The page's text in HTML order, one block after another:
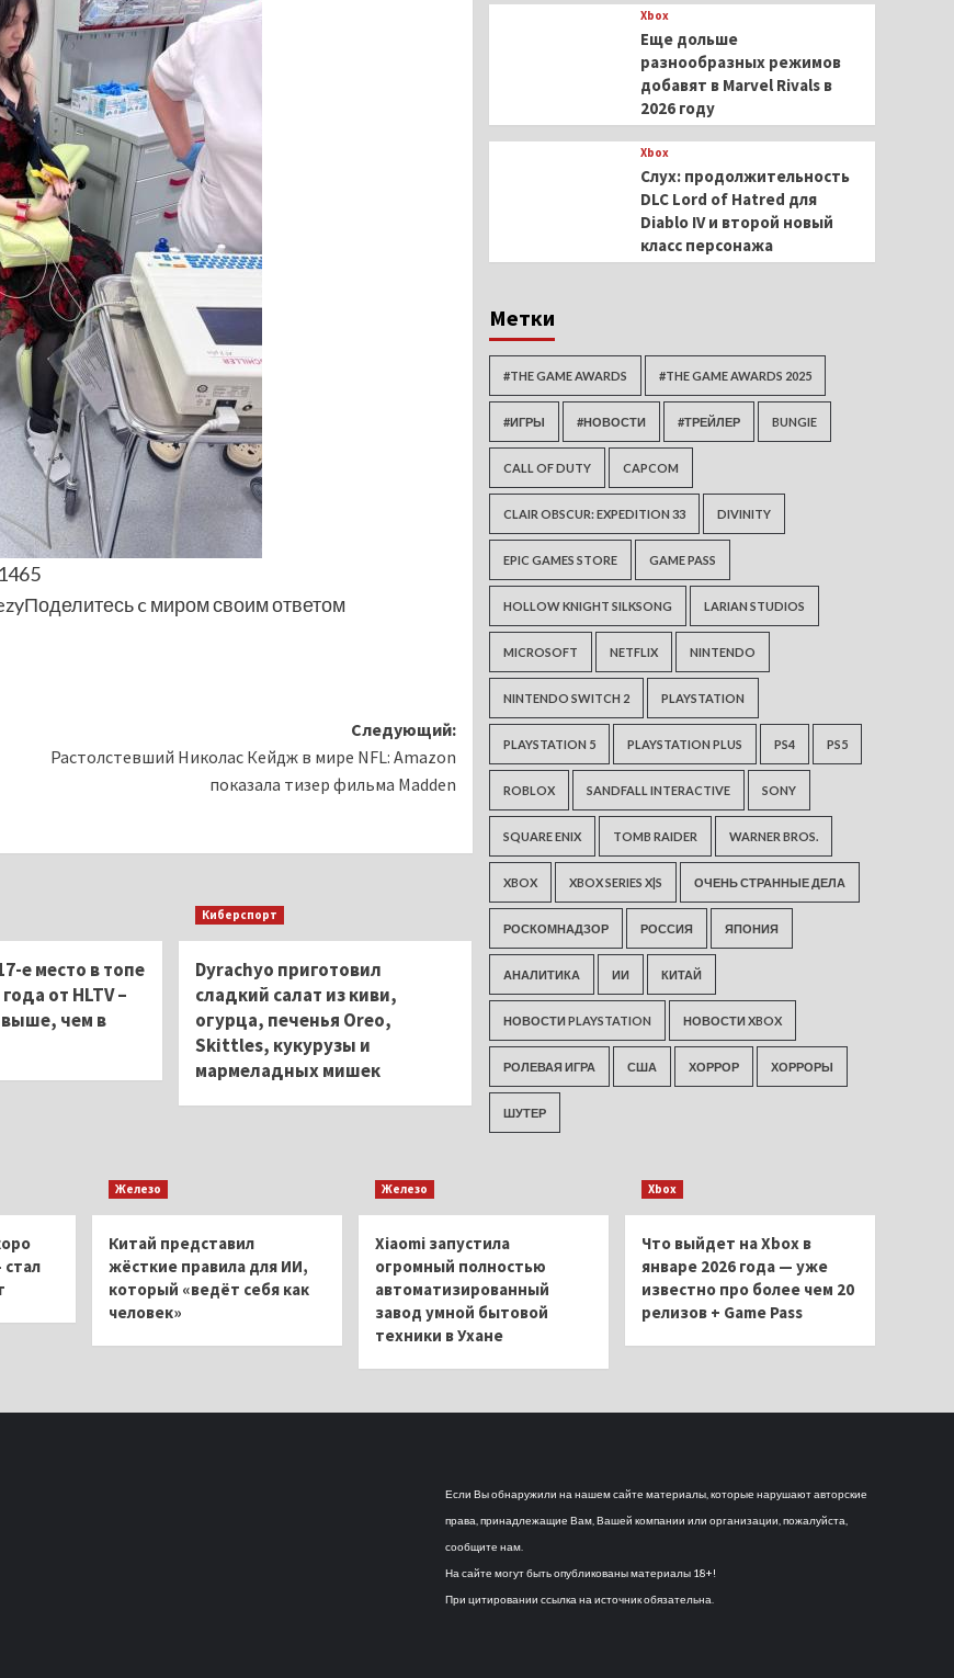
c миром своим ответом
Следующий:
Растолстевший Николас Кейдж в мире NFL: Amazon
показала тизер фильма Madden
е место в топе
от HLTV –
выше, чем в
Киберспорт
Dyrachyo приготовил
сладкий салат из киви,
огурца, печенья Oreo,
Skittles, кукурузы и
мармеладных мишек
Xbox
Еще дольше
разнообразных режимов
добавят в Marvel Rivals в
2026 году
Xbox
Слух: продолжительность
DLC Lord of Hatred для
Diablo IV и второй новый
класс персонажа
Метки
#THE GAME AWARDS #THE GAME AWARDS 2025
#ИГРЫ #НОВОСТИ #ТРЕЙЛЕР BUNGIE
CALL OF DUTY CAPCOM
CLAIR OBSCUR: EXPEDITION 33 DIVINITY
EPIC GAMES STORE GAME PASS
HOLLOW KNIGHT SILKSONG LARIAN STUDIOS
MICROSOFT NETFLIX NINTENDO
NINTENDO SWITCH 2 PLAYSTATION
PLAYSTATION 5 PLAYSTATION PLUS PS4 PS5
ROBLOX SANDFALL INTERACTIVE SONY
SQUARE ENIX TOMB RAIDER WARNER BROS.
XBOX XBOX SERIES X|S ОЧЕНЬ СТРАННЫЕ ДЕЛА
РОСКОМНАДЗОР РОССИЯ ЯПОНИЯ
АНАЛИТИКА ИИ КИТАЙ
НОВОСТИ PLAYSTATION НОВОСТИ XBOX
РОЛЕВАЯ ИГРА США ХОРРОР ХОРРОРЫ
ШУТЕР
Железо
Китай представил
жёсткие правила для ИИ,
который «ведёт себя как
человек»
Железо
Xiaomi запустила
огромный полностью
автоматизированный
завод умной бытовой
техники в Ухане
Xbox
Что выйдет на Xbox в
январе 2026 года — уже
известно про более чем 20
релизов + Game Pass
Если Вы обнаружили на нашем сайте материалы, которые нарушают авторские
права, принадлежащие Вам, Вашей компании или организации, пожалуйста,
сообщите нам.
На сайте могут быть опубликованы материалы 18+!
При цитировании ссылка на источник обязательна.